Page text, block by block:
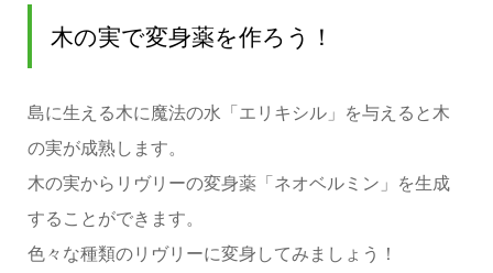
木の実で変身薬を作ろう！
島に生える木に魔法の水「エリキシル」を与えると木
の実が成熟します。
木の実からリヴリーの変身薬「ネオベルミン」を生成
することができます。
色々な種類のリヴリーに変身してみましょう！